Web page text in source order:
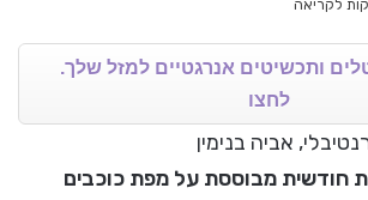
ותכשיטים אנרגטיים למזל שלך.
לחצו
אביה בנימין
חודשית מבוססת על מפת כוכבים